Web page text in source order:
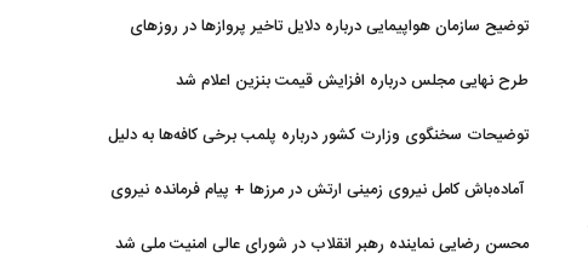
توضیح سازمان هواپیمایی درباره دلایل تاخیر پروازها در روزهای
طرح نهایی مجلس درباره افزایش قیمت بنزین اعلام شد
توضیحات سخنگوی وزارت کشور درباره پلمب برخی کافه‌ها به دلیل
آماده‌باش کامل نیروی زمینی ارتش در مرزها + پیام فرمانده نیروی
محسن رضایی نماینده رهبر انقلاب در شورای عالی امنیت ملی شد